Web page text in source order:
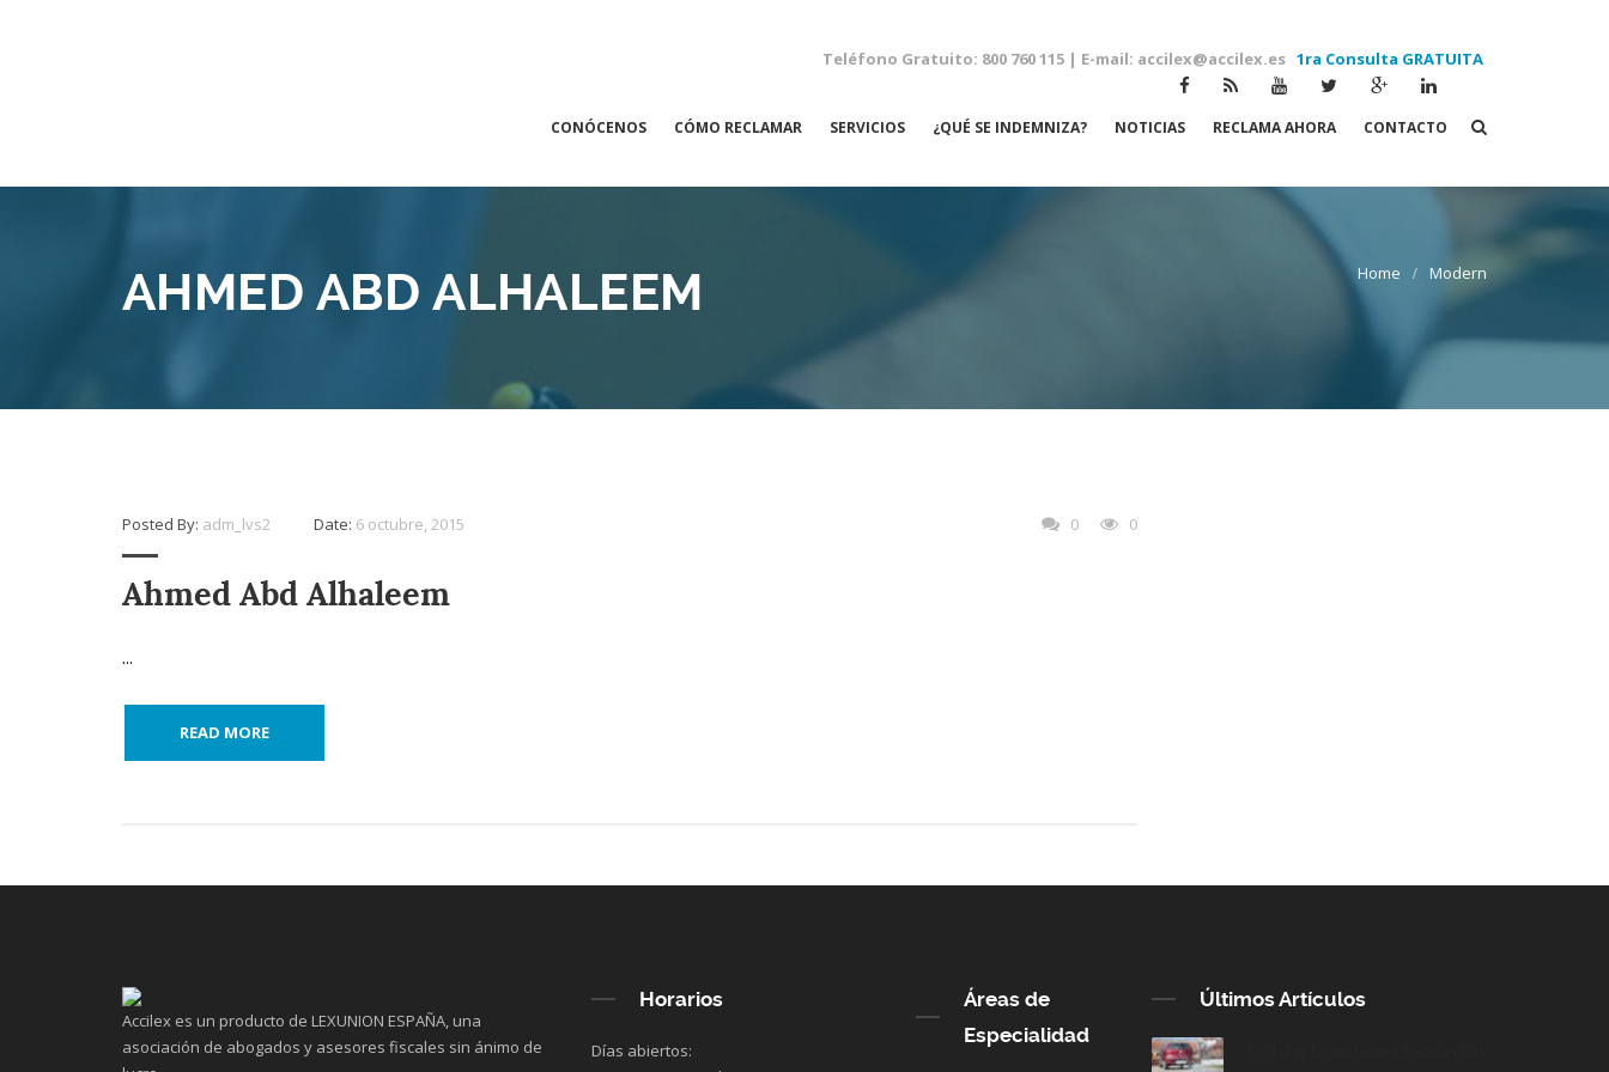
Teléfono Gratuito: 800 760 115 | E-mail: accilex@accilex.es 1ra Consulta GRATUITA
CONÓCENOS CÓMO RECLAMAR SERVICIOS ¿QUÉ SE INDEMNIZA? NOTICIAS RECLAMA AHORA CONTACTO
AHMED ABD ALHALEEM Modern
Posted By: adm_lvs2 Date: 6 octubre, 2015 0 0
Ahmed Abd Alhaleem
...
READ MORE
Accilex es un producto de LEXUNION ESPAÑA, una
asociación de abogados y asesores fiscales sin ánimo de
Horarios
Días abiertos:
Áreas de
Especialidad
Últimos Artículos